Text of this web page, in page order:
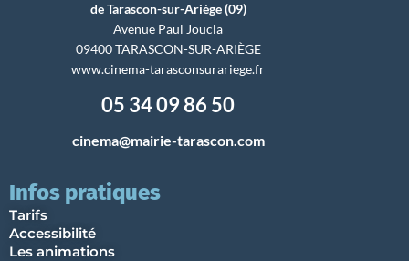
de Tarascon-sur-Ariège (09)
Avenue Paul Joucla
09400 TARASCON-SUR-ARIÈGE
www.cinema-tarasconsurariege.fr
05 34 09 86 50
cinema@mairie-tarascon.com
Infos pratiques
Tarifs
Accessibilité
Les animations